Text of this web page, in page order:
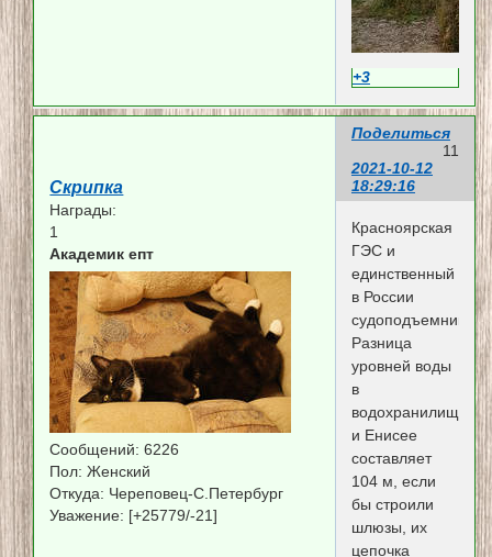
+3
Поделиться
11
2021-10-12
18:29:16
Скрипка
Награды:
1
Академик епт
Сообщений: 6226
Пол: Женский
Откуда: Череповец-С.Петербург
Уважение: [+25779/-21]
Красноярская
ГЭС и
единственный
в России
судоподъемник.
Разница
уровней воды
в
водохранилище
и Енисее
составляет
104 м, если
бы строили
шлюзы, их
цепочка